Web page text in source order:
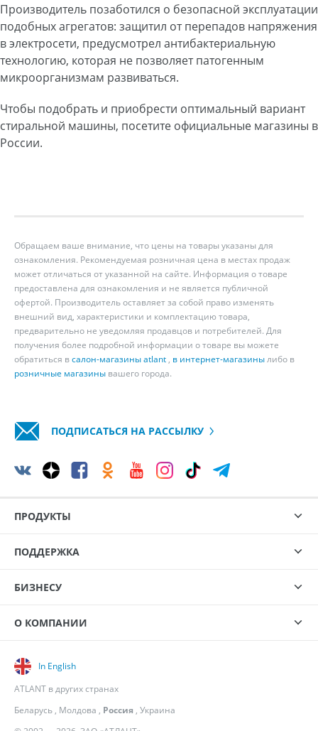
Производитель позаботился о безопасной эксплуатации
подобных агрегатов: защитил от перепадов напряжения
в электросети, предусмотрел антибактериальную
технологию, которая не позволяет патогенным
микроорганизмам развиваться.
Чтобы подобрать и приобрести оптимальный вариант
стиральной машины, посетите официальные магазины в
России.
Обращаем ваше внимание, что цены на товары указаны для
ознакомления. Рекомендуемая розничная цена в местах продаж
может отличаться от указанной на сайте. Информация о товаре
предоставлена для ознакомления и не является публичной
офертой. Производитель оставляет за собой право изменять
внешний вид, характеристики и комплектацию товара,
предварительно не уведомляя продавцов и потребителей. Для
получения более подробной информации о товаре вы можете
обратиться всалон-магазины atlant , в интернет-магазинылибо в
розничные магазины вашего города.
ПОДПИСАТЬСЯ НА РАССЫЛКУ
ПРОДУКТЫ
ПОДДЕРЖКА
БИЗНЕСУ
О КОМПАНИИ
In English
ATLANT в других странах
Беларусь , Молдова , Россия , Украина